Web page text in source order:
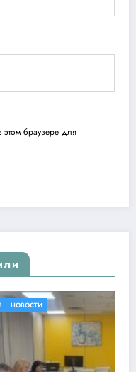
браузере для